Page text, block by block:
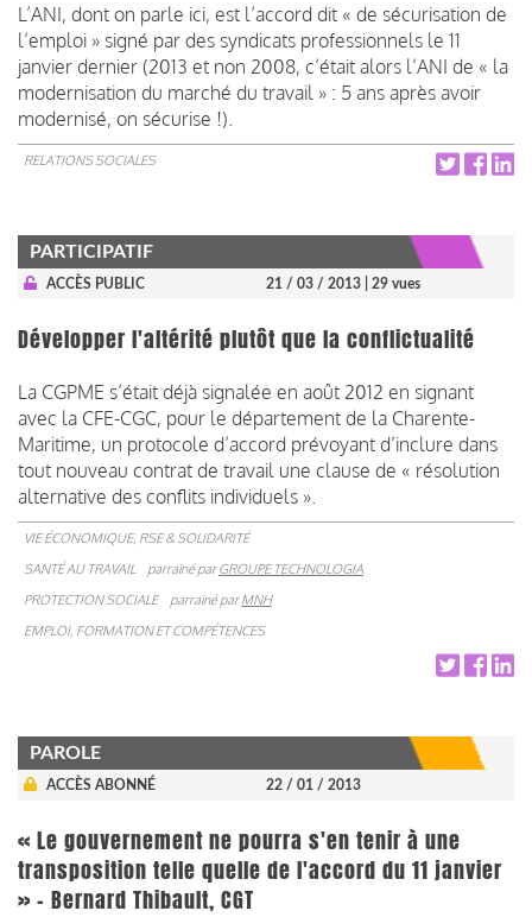
L’ANI, dont on parle ici, est l’accord dit « de sécurisation de
l’emploi » signé par des syndicats professionnels le 11
janvier dernier (2013 et non 2008, c’était alors l’ANI de « la
modernisation du marché du travail » : 5 ans après avoir
modernisé, on sécurise !).
RELATIONS SOCIALES
PARTICIPATIF
ACCÈS PUBLIC 21 / 03 / 2013 | 29 vues
Développer l'altérité plutôt que la conflictualité
La CGPME s’était déjà signalée en août 2012 en signant
avec la CFE-CGC, pour le département de la Charente-
Maritime, un protocole d’accord prévoyant d’inclure dans
tout nouveau contrat de travail une clause de « résolution
alternative des conflits individuels ».
VIE ÉCONOMIQUE, RSE & SOLIDARITÉ
SANTÉ AU TRAVAIL
parrainé parGROUPE TECHNOLOGIA
PROTECTION SOCIALE
parrainé parMNH
EMPLOI, FORMATION ET COMPÉTENCES
PAROLE
ACCÈS ABONNÉ 22 / 01 / 2013
« Le gouvernement ne pourra s'en tenir à une
transposition telle quelle de l'accord du 11 janvier
» - Bernard Thibault, CGT